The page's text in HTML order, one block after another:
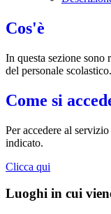
Cos'è
In questa sezione
del personale scolastico.
Come si
Per accedere al
indicato.
Clicca qui
Luoghi in cui